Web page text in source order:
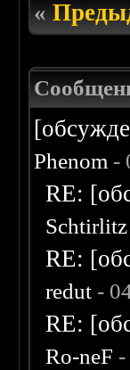
«
Phenom -
RE:
Schtirlitz
RE:
redut -
RE:
Ro-neF